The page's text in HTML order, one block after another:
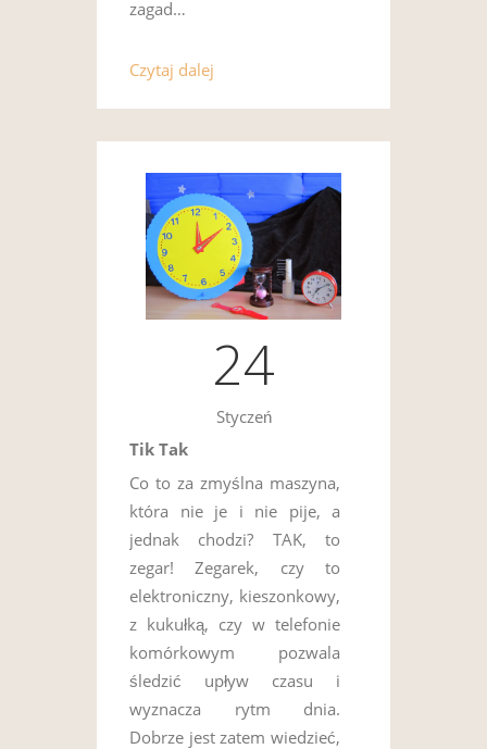
zagad…
Czytaj dalej
24
Styczeń
Tik Tak
Co to za zmyślna maszyna,
która nie je i nie pije, a
jednak chodzi? TAK, to
zegar! Zegarek, czy to
elektroniczny, kieszonkowy,
z kukułką, czy w telefonie
komórkowym pozwala
śledzić upływ czasu i
wyznacza rytm dnia.
Dobrze jest zatem wiedzieć,